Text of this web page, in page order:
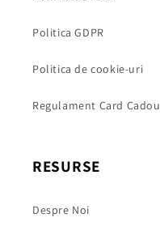
Politica GDPR
Politica de cookie-uri
Regulament Card Cadou
RESURSE
Despre Noi